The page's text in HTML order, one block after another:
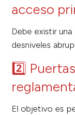
acceso
Debe existir
desniveles
2️⃣
El objetivo es